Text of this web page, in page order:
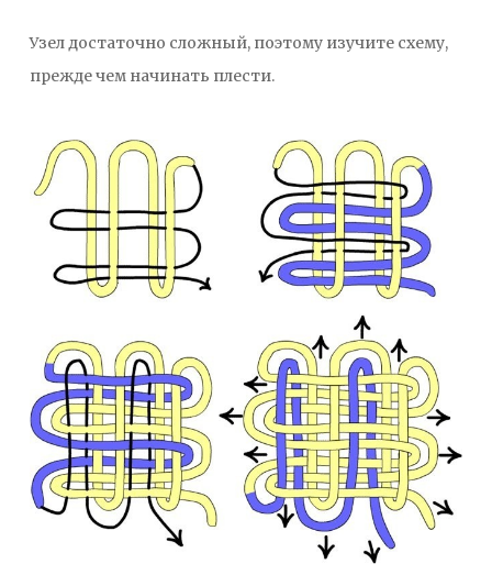
Узел достаточно сложный, поэтому изучите схему,
прежде чем начинать плести.